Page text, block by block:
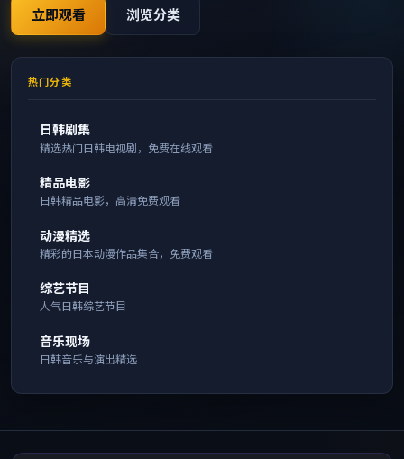
立即观看 浏览分类
热门分类
日韩剧集
精选热门日韩电视剧，免费在线观看
精品电影
日韩精品电影，高清免费观看
动漫精选
精彩的日本动漫作品集合，免费观看
综艺节目
人气日韩综艺节目
音乐现场
日韩音乐与演出精选